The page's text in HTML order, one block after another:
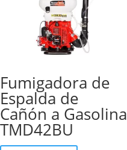
Fumigadora de
Espalda de
Cañón a Gasolina
TMD42BU